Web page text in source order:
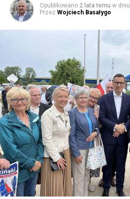
Opublikowano 2 lata temu w dniu
Przez Wojciech Basałygo